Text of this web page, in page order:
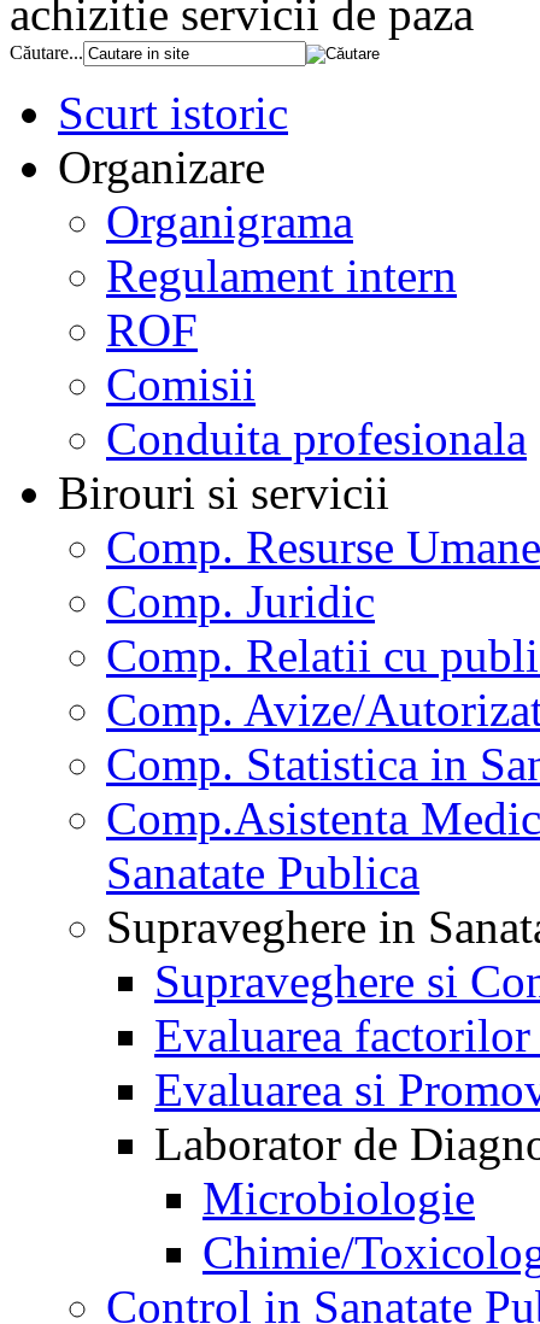
achizitie servicii de paza
Căutare...
Scurt istoric
Organizare
Organigrama
Regulament intern
ROF
Comisii
Conduita profesionala
Birouri si servicii
Comp. Resurse Umane
Comp. Juridic
Comp. Relatii cu
Comp. Avize/
Comp. Statistica in
Comp.Asistenta
Sanatate Publica
Supraveghere in
Supraveghere si
Evaluarea
Evaluarea si
Laborator de
Microbiologie
Chimie/
Control in Sanatate